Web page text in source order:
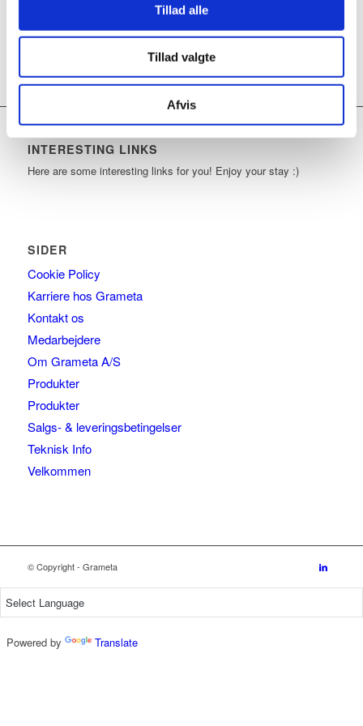
Tillad alle
Tillad valgte
Afvis
INTERESTING LINKS
Here are some interesting links for you! Enjoy your stay :)
SIDER
Cookie Policy
Karriere hos Grameta
Kontakt os
Medarbejdere
Om Grameta A/S
Produkter
Produkter
Salgs- & leveringsbetingelser
Teknisk Info
Velkommen
© Copyright - Grameta
Powered by Translate